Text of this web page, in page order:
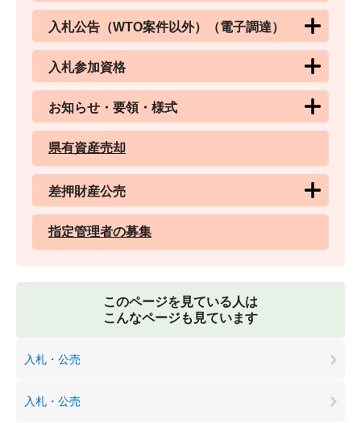
入札公告（WTO案件以外）（電子調達）
入札参加資格
お知らせ・要領・様式
県有資産売却
差押財産公売
指定管理者の募集
このページを見ている人は
こんなページも見ています
入札・公売
入札・公売